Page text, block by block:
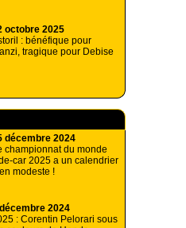
octobre 2025
: bénéfique pour
tragique pour Debise
décembre 2024
championnat du monde
car 2025 a un calendrier
modeste !
2024
: Corentin Pelorari sous